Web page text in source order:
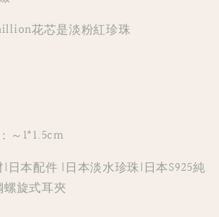
耳
環 花芯是淡粉紅珍珠
～1*1.5cm
日本配件 |日本淡水珍珠|日本S925純
旋式耳夾